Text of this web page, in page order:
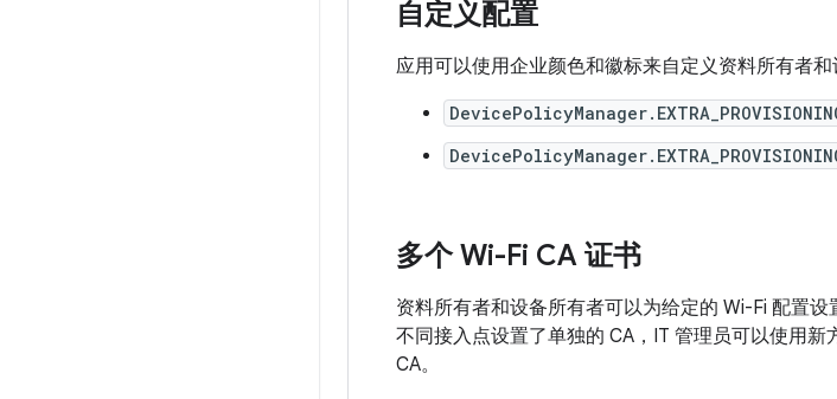
自定义配置
应用可以使用企业颜色和徽标来自定义资料所有者和
多个 Wi-Fi CA 证书
资料所有者和设备所有者可以为给定的 Wi-Fi 配置
不同接入点设置了单独的 CA，IT 管理员可以使用新
CA。